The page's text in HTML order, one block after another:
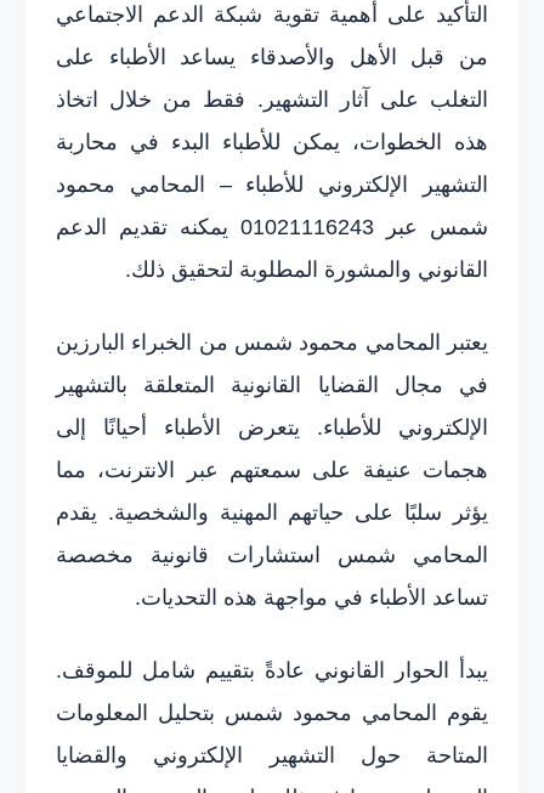
التأكيد على أهمية تقوية شبكة الدعم الاجتماعي
من قبل الأهل والأصدقاء يساعد الأطباء على
التغلب على آثار التشهير. فقط من خلال اتخاذ
هذه الخطوات، يمكن للأطباء البدء في محاربة
التشهير الإلكتروني للأطباء – المحامي محمود
شمس عبر 01021116243 يمكنه تقديم الدعم
القانوني والمشورة المطلوبة لتحقيق ذلك.
يعتبر المحامي محمود شمس من الخبراء البارزين
في مجال القضايا القانونية المتعلقة بالتشهير
الإلكتروني للأطباء. يتعرض الأطباء أحيانًا إلى
هجمات عنيفة على سمعتهم عبر الانترنت، مما
يؤثر سلبًا على حياتهم المهنية والشخصية. يقدم
المحامي شمس استشارات قانونية مخصصة
تساعد الأطباء في مواجهة هذه التحديات.
يبدأ الحوار القانوني عادةً بتقييم شامل للموقف.
يقوم المحامي محمود شمس بتحليل المعلومات
المتاحة حول التشهير الإلكتروني والقضايا